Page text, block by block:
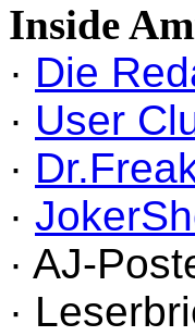
Inside
· Die
· User
·
·
· AJ-
·